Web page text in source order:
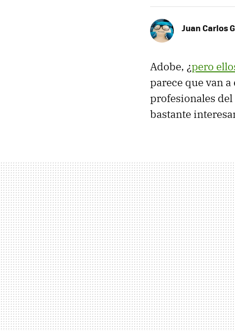
Juan Carlos
Adobe, ¿pero
parece que van
profesionales
bastante